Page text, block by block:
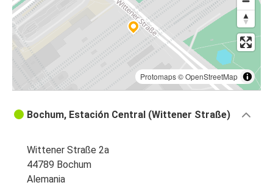
Protomaps©OpenStreetMap
Bochum, Estación Central (Wittener Straße)
Wittener Straße 2a
44789 Bochum
Alemania